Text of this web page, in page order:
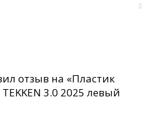
отзыв на «Пластик
3.0 2025 левый